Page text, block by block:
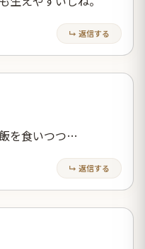
↳ 返信する
を食いつつ…
↳ 返信する